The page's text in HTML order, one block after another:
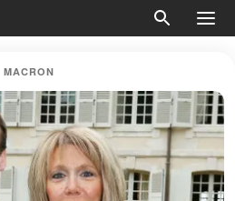
MACRON